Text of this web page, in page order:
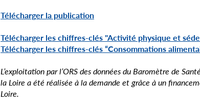
Télécharger la publication
Télécharger les chiffres-clés "Activité physique et
Télécharger les chiffres-clés “Consommations
L’exploitation par l’ORS des données du Baromètre de
la Loire a été réalisée à la demande et grâce à un
Loire.